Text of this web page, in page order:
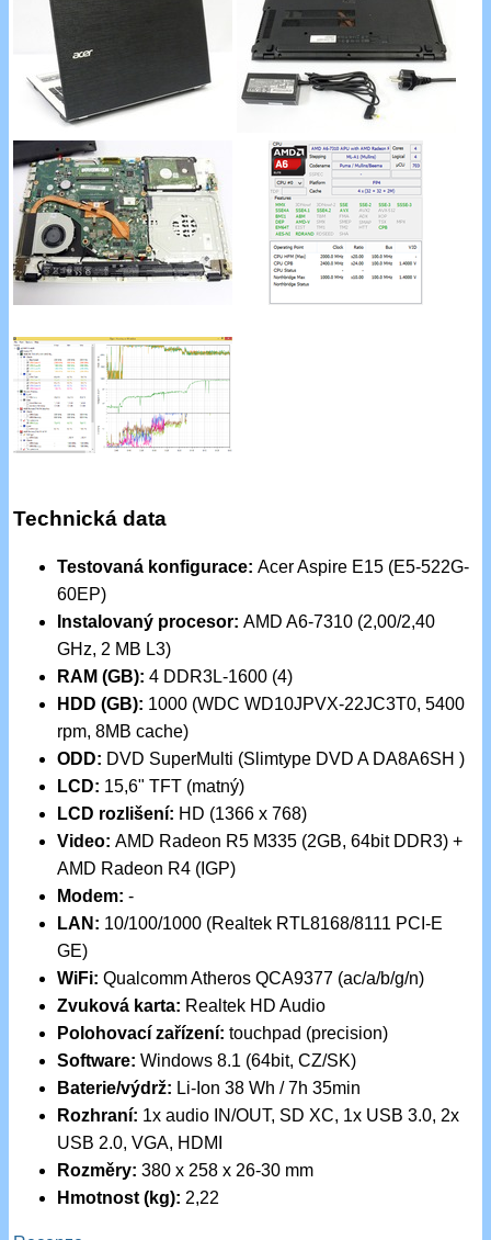
Technická data
Testovaná konfigurace:Acer Aspire E15 (E5-522G-
60EP)
Instalovaný procesor:AMD A6-7310 (2,00/2,40
GHz, 2 MB L3)
RAM (GB):4 DDR3L-1600 (4)
HDD (GB): 1000 (WDC WD10JPVX-22JC3T0, 5400
rpm, 8MB cache)
ODD: DVD SuperMulti (Slimtype DVD A DA8A6SH )
LCD: 15,6" TFT (matný)
LCD rozlišení: HD (1366 x 768)
Video:AMD Radeon R5 M335 (2GB, 64bit DDR3) +
AMD Radeon R4 (IGP)
Modem:-
LAN: 10/100/1000 (Realtek RTL8168/8111 PCI-E
GE)
WiFi:Qualcomm Atheros QCA9377 (ac/a/b/g/n)
Zvuková karta: Realtek HD Audio
Polohovací zařízení:touchpad (precision)
Software:Windows 8.1 (64bit, CZ/SK)
Baterie/výdrž: Li-Ion 38 Wh / 7h 35min
Rozhraní: 1x audio IN/OUT, SD XC, 1x USB 3.0, 2x
USB 2.0, VGA, HDMI
Rozměry:380 x 258 x 26-30 mm
Hmotnost (kg): 2,22